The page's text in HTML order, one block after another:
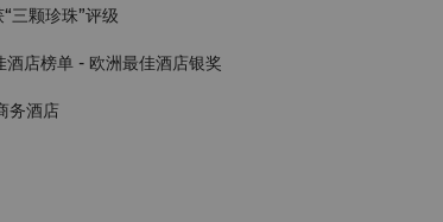
颗珍珠”评级
店榜单 - 欧洲最佳酒店银奖
酒店